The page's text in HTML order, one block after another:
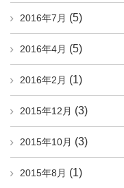
2016年7月 (5)
2016年4月 (5)
2016年2月 (1)
2015年12月 (3)
2015年10月 (3)
2015年8月 (1)